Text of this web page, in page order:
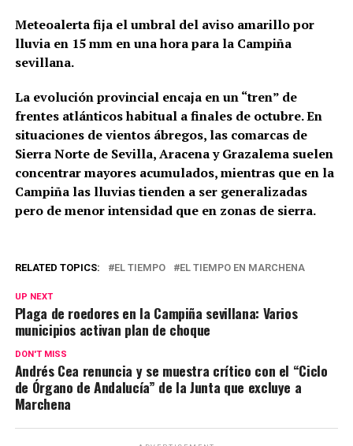
Meteoalerta fija el umbral del aviso amarillo por
lluvia en 15 mm en una hora para la Campiña
sevillana.
La evolución provincial encaja en un “tren” de
frentes atlánticos habitual a finales de octubre. En
situaciones de vientos ábregos, las comarcas de
Sierra Norte de Sevilla, Aracena y Grazalema suelen
concentrar mayores acumulados, mientras que en la
Campiña las lluvias tienden a ser generalizadas
pero de menor intensidad que en zonas de sierra.
RELATED TOPICS: EL TIEMPO EL TIEMPO EN MARCHENA
UP NEXT
Plaga de roedores en la Campiña sevillana: Varios
municipios activan plan de choque
DON'T MISS
Andrés Cea renuncia y se muestra crítico con el “Ciclo
de Órgano de Andalucía” de la Junta que excluye a
Marchena